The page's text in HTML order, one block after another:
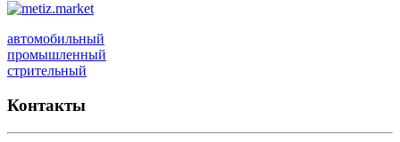
автомобильный
промышленный
стрительный
Контакты